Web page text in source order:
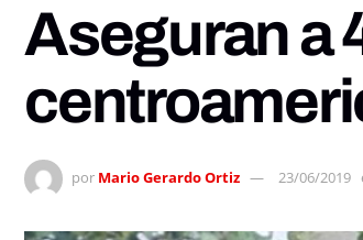
Aseguran a
por Mario Gerardo Ortiz 23/06/2019